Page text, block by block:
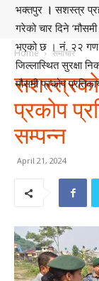
Home समाचार
प्रकोप
सम्पन्न
April 21, 2024
भक्तपुर ।सशस्त्र
गरेको चार दिने
भएको छ । नं. २२ गण
जिल्लास्थित सुरक्षा
मौसमी प्रकोप